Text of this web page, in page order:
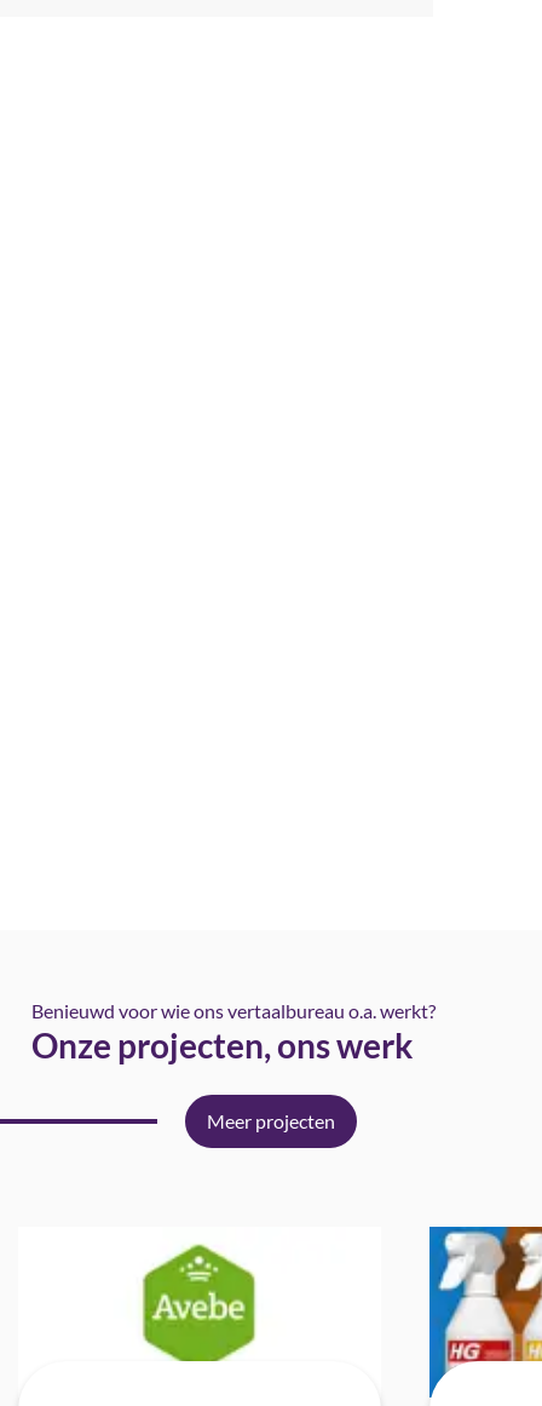
Benieuwd voor wie ons vertaalbureau o.a. werkt?
Onze projecten, ons werk
Meer projecten